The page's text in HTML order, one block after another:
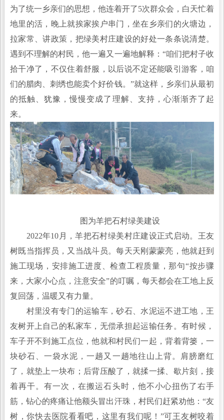
为了统一乡亲们的思想，他连着开了5次群众会，白天忙着
地里的活，晚上就挨家挨户串门，坐在乡亲们的火塘边，
拉家常、讲政策，把绿美村庄建设的好处一条条说清楚。
遇到不理解的村民，他一遍又一遍地解释：“咱们把村子收
拾干净了，不仅住着舒服，以后说不定还能吸引游客，咱
们的腊肉、刺绣也能卖个好价钱。”就这样，乡亲们从最初
的抵触、犹豫，慢慢变成了理解、支持，心渐渐齐了起
来。
图为羊把石村绿美建设
2022年10月，羊把石村绿美村庄建设正式启动。王友
树既当指挥员，又当战斗员。每天天刚蒙蒙亮，他就赶到
施工现场，安排施工进度、检查工程质量，那句“按步骤
来，大家小心点，注意安全”的叮嘱，每天都会在工地上反
复回荡，温暖又有力量。
村里没有专门的运输车，砂石、水泥运不进工地，王
友树开上自己的私家车，无偿承担起运输任务。有时候，
车子开不到施工点位，他就和村民们一起，背着背篓，一
块砂石、一袋水泥，一趟又一趟地往山上背。肩膀磨红
了，就垫上一块布；后背压酸了，就揉一揉、歇片刻，接
着再干。有一次，在搬运石头时，他不小心扭伤了右手
筋，钻心的疼痛让他额头冒出汗珠，村民们赶紧劝他：“友
树，你快去医院看看吧，这里有我们呢！”可王友树咬着